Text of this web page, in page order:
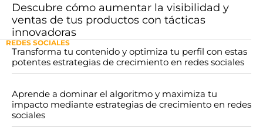
Descubre cómo aumentar la visibilidad y
ventas de tus productos con tácticas
innovadoras
REDES SOCIALES
Transforma tu contenido y optimiza tu perfil con estas
potentes estrategias de crecimiento en redes sociales
Aprende a dominar el algoritmo y maximiza tu
impacto mediante estrategias de crecimiento en redes
sociales